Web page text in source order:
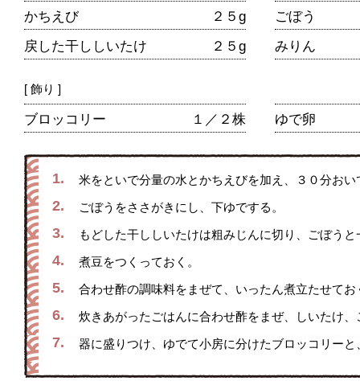
かちえび ２５g
ごぼう
戻した干ししいたけ
２５g みりん
[ 飾り ]
ブロッコリー １／２株 ゆで卵
1. 米をといで分量の水とかちえびを加え、３０分お
2. ごぼうをささがきにし、下ゆでする。
3. もどした干ししいたけは粗みじんに切り、ごぼう
4. 煮豆をつくっておく。
5. 合わせ酢の調味料をまぜて、いったん煮立たせてお
6. 炊きあがったごはんに合わせ酢をまぜ、しいたけ
7. 器に盛りつけ、ゆでて小房に分けたブロッコリー